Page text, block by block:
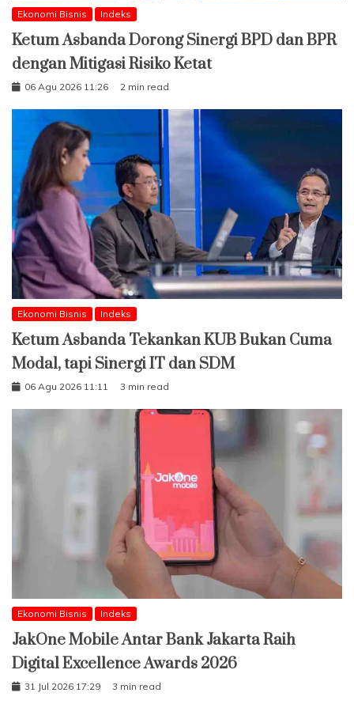
Ekonomi Bisnis Indeks
Ketum Asbanda Dorong Sinergi BPD dan BPR
dengan Mitigasi Risiko Ketat
06 Agu 2026 11:26 2 min read
Ekonomi Bisnis Indeks
Ketum Asbanda Tekankan KUB Bukan Cuma
Modal, tapi Sinergi IT dan SDM
06 Agu 2026 11:11 3 min read
Ekonomi Bisnis Indeks
JakOne Mobile Antar Bank Jakarta Raih
Digital Excellence Awards 2026
31 Jul 2026 17:29 3 min read